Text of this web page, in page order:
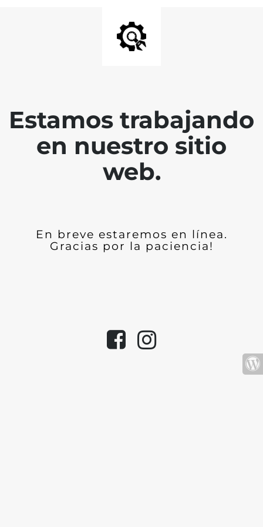
Estamos trabajando
en nuestro sitio
web.
En breve estaremos en línea.
Gracias por la paciencia!